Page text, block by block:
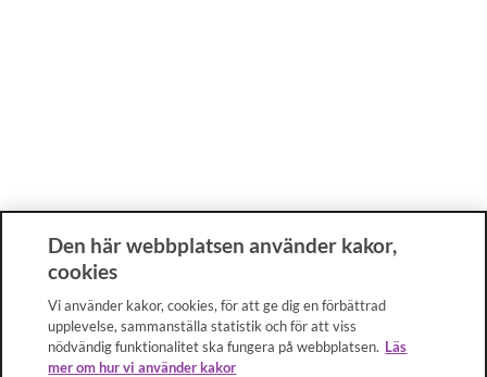
Den här webbplatsen använder kakor,
cookies
Vi använder kakor, cookies, för att ge dig en förbättrad
upplevelse, sammanställa statistik och för att viss
nödvändig funktionalitet ska fungera på webbplatsen. Läs
mer om hur vi använder kakor